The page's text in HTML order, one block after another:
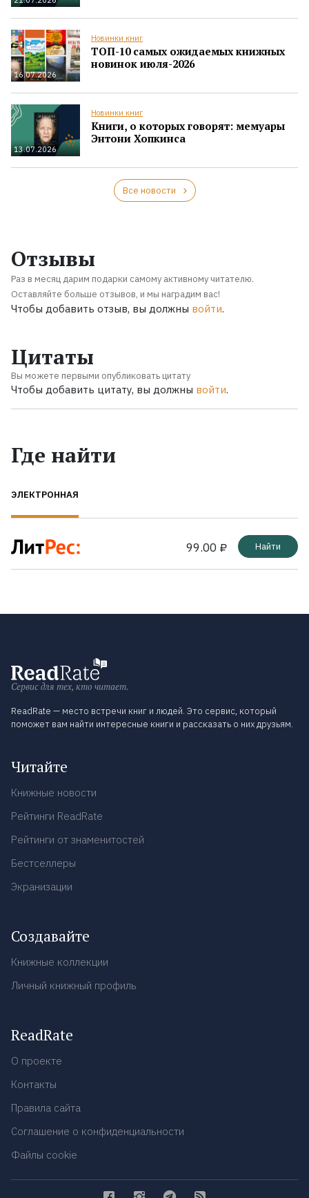
16.07.2026
Новинки книг
ТОП-10 самых ожидаемых книжных
новинок июля-2026
13.07.2026
Новинки книг
Книги, о которых говорят: мемуары
Энтони Хопкинса
Все новости
Отзывы
Раз в месяц дарим подарки самому активному читателю.
Оставляйте больше отзывов, и мы наградим вас!
Чтобы добавить отзыв, вы должны войти.
Цитаты
Вы можете первыми опубликовать цитату
Чтобы добавить цитату, вы должны войти.
Где найти
ЭЛЕКТРОННАЯ
99.00 ₽ Найти
Сервис для тех, кто читает.
ReadRate — место встречи книг и людей. Это сервис, который
поможет вам найти интересные книги и рассказать о них друзьям.
Читайте
Книжные новости
Рейтинги ReadRate
Рейтинги от знаменитостей
Бестселлеры
Экранизации
Создавайте
Книжные коллекции
Личный книжный профиль
ReadRate
О проекте
Контакты
Правила сайта
Соглашение о конфиденциальности
Файлы cookie